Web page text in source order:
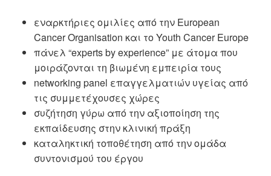
εναρκτήριες ομιλίες από την European
Cancer Organisation και το Youth Cancer Europe
πάνελ “experts by experience” με άτομα που
μοιράζονται τη βιωμένη εμπειρία τους
networking panel επαγγελματιών υγείας από
τις συμμετέχουσες χώρες
συζήτηση γύρω από την αξιοποίηση της
εκπαίδευσης στην κλινική πράξη
καταληκτική τοποθέτηση από την ομάδα
συντονισμού του έργου